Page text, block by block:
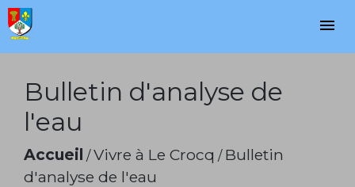
menu
Bulletin d'analyse de
l'eau
Accueil /Vivre à Le Crocq / Bulletin
d'analyse de l'eau